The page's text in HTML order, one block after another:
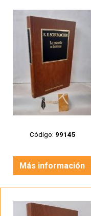
Código: 99145
Más información